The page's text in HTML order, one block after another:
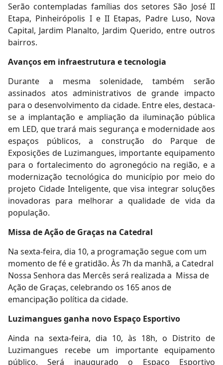
Serão contempladas famílias dos setores São José II
Etapa, Pinheirópolis I e II Etapas, Padre Luso, Nova
Capital, Jardim Planalto, Jardim Querido, entre outros
bairros.
Avanços em infraestrutura e tecnologia
Durante a mesma solenidade, também serão
assinados atos administrativos de grande impacto
para o desenvolvimento da cidade. Entre eles, destaca-
se a implantação e ampliação da iluminação pública
em LED, que trará mais segurança e modernidade aos
espaços públicos, a construção do Parque de
Exposições de Luzimangues, importante equipamento
para o fortalecimento do agronegócio na região, e a
modernização tecnológica do município por meio do
projeto Cidade Inteligente, que visa integrar soluções
inovadoras para melhorar a qualidade de vida da
população.
Missa de Ação de Graças na Catedral
Na sexta-feira, dia 10, a programação segue com um
momento de fé e gratidão. Às 7h da manhã, a Catedral
Nossa Senhora das Mercês será realizada a Missa de
Ação de Graças, celebrando os 165 anos de
emancipação política da cidade.
Luzimangues ganha novo Espaço Esportivo
Ainda na sexta-feira, dia 10, às 18h, o Distrito de
Luzimangues recebe um importante equipamento
público. Será inaugurado o Espaço Esportivo